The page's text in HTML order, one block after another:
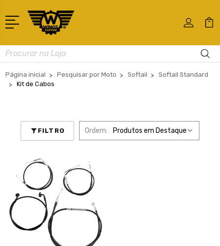
Busca
Página inicial Pesquisar por Moto Softail
Softail Standard
Kit de Cabos
FILTRO Ordem: